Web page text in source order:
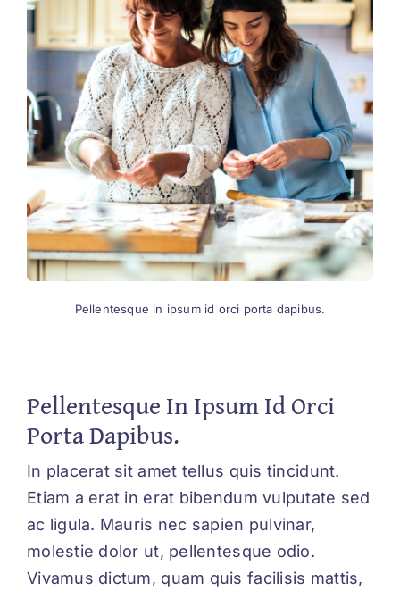
Pellentesque in ipsum id orci porta dapibus.
Pellentesque In Ipsum Id Orci
Porta Dapibus.
In placerat sit amet tellus quis tincidunt.
Etiam a erat in erat bibendum vulputate sed
ac ligula. Mauris nec sapien pulvinar,
molestie dolor ut, pellentesque odio.
Vivamus dictum, quam quis facilisis mattis,